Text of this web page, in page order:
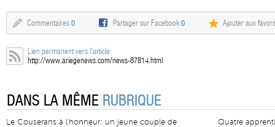
Commentaires 0 Partager sur Facebook0 Ajouter aux
Lien permanent vers l'article:
http://www.ariegenews.com/news-87814.html
DANS LA MÊME RUBRIQUE
Le Couserans à l'honneur: un jeune couple de
Quatre